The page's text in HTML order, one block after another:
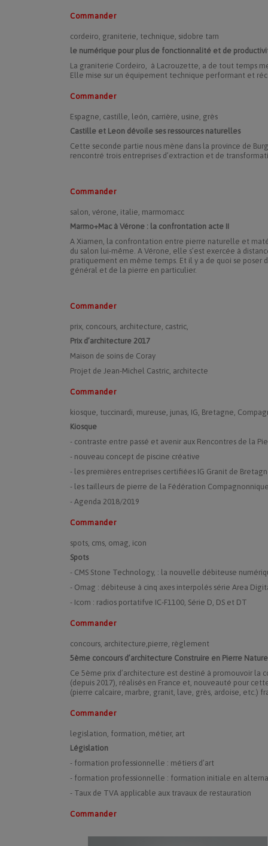
Commander
cordeiro, graniterie, technique, sidobre tarn
le numérique pour plus de fonctionnalité et de
La graniterie Cordeiro, à Lacrouzette, a de tout temps
Elle mise sur un équipement technique performant et
Commander
Espagne, castille, león, carrière, usine, grès
Castille et Leon dévoile ses ressources naturelles
Cette seconde partie nous mène dans la province de
rencontré trois entreprises d’extraction et de
Commander
salon, vérone, italie, marmomacc
Marmo+Mac à Vérone : la confrontation acte II
A Xiamen, la confrontation entre pierre naturelle et
du salon lui-même. A Vérone, elle s’est exercée à
pratiquement en même temps. Et il y a de quoi se
général et de la pierre en particulier.
Commander
prix, concours, architecture, castric,
Prix d’architecture 2017
Maison de soins de Coray
Projet de Jean-Michel Castric, architecte
Commander
kiosque, tuccinardi, mureuse, junas, IG, Bretagne,
Kiosque
- contraste entre passé et avenir aux Rencontres de la
- nouveau concept de piscine créative
- les premières entreprises certifiées IG Granit de
- les tailleurs de pierre de la Fédération
- Agenda 2018/2019
Commander
spots, cms, omag, icon
Spots
- CMS Stone Technology, : la nouvelle débiteuse
- Omag : débiteuse à cinq axes interpolés série Area
- Icom : radios portatifve IC-F1100, Série D, DS et DT
Commander
concours, architecture,pierre, règlement
5ème concours d’architecture Construire en Pierre
Ce 5ème prix d’architecture est destiné à promouvoir
(depuis 2017), réalisés en France et, nouveauté pour
(pierre calcaire, marbre, granit, lave, grès, ardoise, etc.)
Commander
legislation, formation, métier, art
Législation
- formation professionnelle : métiers d’art
- formation professionnelle : formation initiale en
- Taux de TVA applicable aux travaux de restauration
Commander